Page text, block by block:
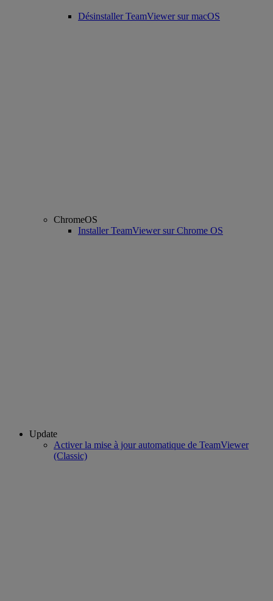
Désinstaller TeamViewer sur macOS
ChromeOS
Installer TeamViewer sur Chrome OS
Update
Activer la mise à jour automatique de TeamViewer
(Classic)